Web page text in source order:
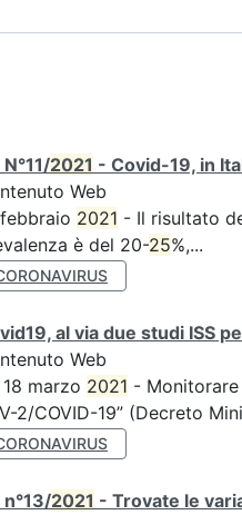
N°11/2021 - Covid-19, in
Web
2021 - Il risultato
è del 20-25%,...
al via due studi ISS
Web
18 marzo 2021 -
2/COVID-19” (Decreto
n°13/2021 - Trovate le